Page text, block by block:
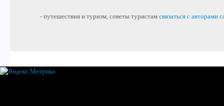
- путешествия и туризм, советы туристам связаться с авторами